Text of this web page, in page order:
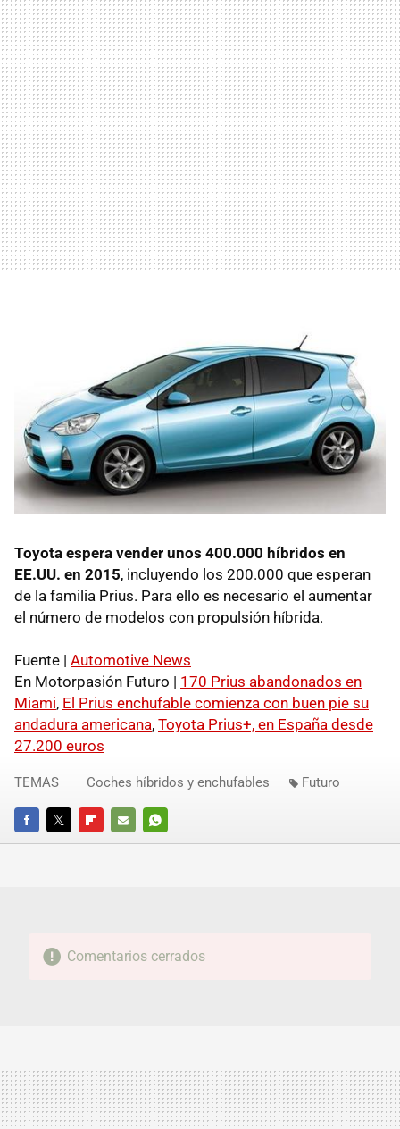
Toyota espera vender unos 400.000 híbridos en
EE.UU. en 2015, incluyendo los 200.000 que esperan
de la familia Prius. Para ello es necesario el aumentar
el número de modelos con propulsión híbrida.
Fuente | Automotive News
En Motorpasión Futuro | 170 Prius abandonados en
Miami, El Prius enchufable comienza con buen pie su
andadura americana, Toyota Prius+, en España desde
27.200 euros
FACEBOOKTWITTERFLIPBOARD
E-
WHATSAPP
TEMAS Coches híbridos y enchufables Futuro
Comentarios cerrados